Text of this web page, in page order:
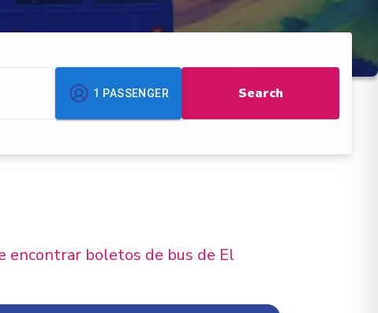
1 PASSENGER Search
encontrar boletos de bus de El